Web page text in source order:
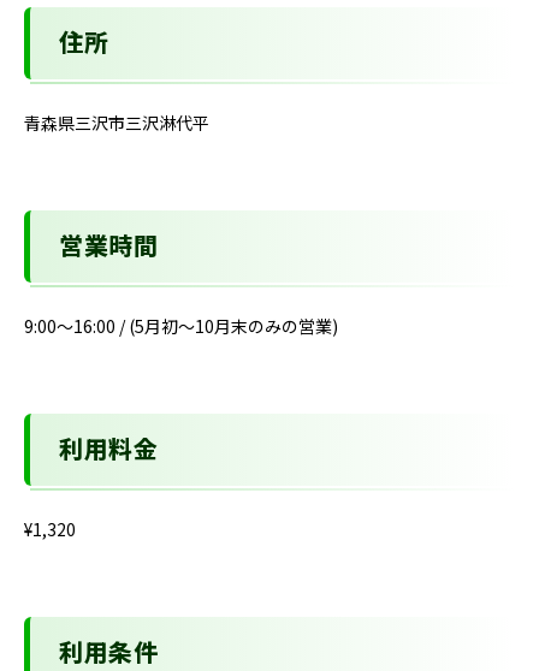
住所
青森県三沢市三沢淋代平
営業時間
9:00～16:00 / (5月初～10月末のみの営業)
利用料金
¥1,320
利用条件